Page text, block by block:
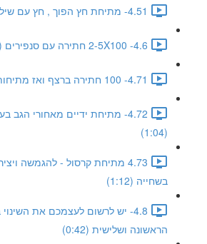
4.51- מתיחת חץ הפוך , חץ עם שילוב ידיים (1:03)
4.6- 2-5X100 חתירה עם סנפירים (0:57)
4.71- 100 חתירה ברצף ואז מתיחות (1:01)
4.72- מתיחת ידיים מאחורי
(1:04)
4.73 מתיחת קרסול - להגמשה
בשחייה (1:12)
4.8- יש לרשום לעצמכם את
הראשונה ושלישית (0:42)